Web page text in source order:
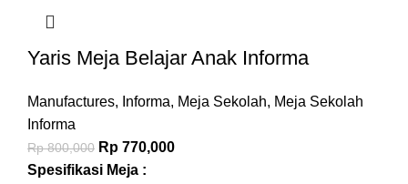
Yaris Meja Belajar Anak Informa
Manufactures, Informa, Meja Sekolah, Meja Sekolah
Informa
Rp800,000 Rp 770,000
Spesifikasi Meja :